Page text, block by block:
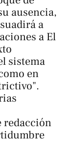
ausencia,
a
a El
sistema
en
redacción